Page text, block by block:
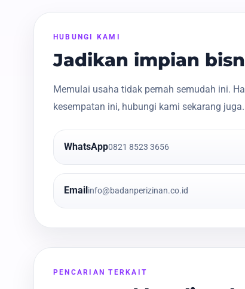
HUBUNGI KAMI
Jadikan impian
Memulai usaha tidak pernah semudah ini.
kesempatan ini, hubungi kami sekarang juga.
WhatsApp0821 8523 3656
Emailinfo@badanperizinan.co.id
PENCARIAN TERKAIT